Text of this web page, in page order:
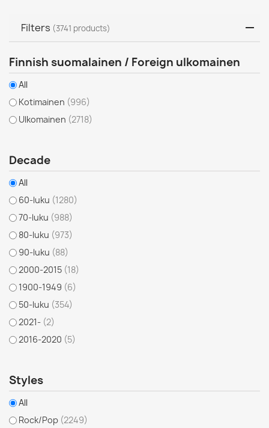
Filters (3741 products)
Finnish suomalainen / Foreign ulkomainen
All
Kotimainen (996)
Ulkomainen (2718)
Decade
All
60-luku (1280)
70-luku (988)
80-luku (973)
90-luku (88)
2000-2015 (18)
1900-1949 (6)
50-luku (354)
2021- (2)
2016-2020 (5)
Styles
All
Rock/Pop (2249)